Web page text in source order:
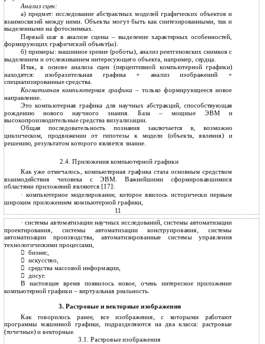
Анализ сцен:
а) предмет: исследование абстрактных моделей графических объектов и
взаимосвязей между ними. Объекты могут быть как синтезированными, так и
выделенными на фотоснимках.
Первый шаг в анализе сцены – выделение характерных особенностей,
формирующих графический объект(ы).
б) примеры: машинное зрение (роботы), анализ рентгеновских снимков с
выделением и отслеживанием интересующего объекта, например, сердца.
Итак, в основе анализа сцен (перцептивной компьютерной графики)
находятся: изобразительная графика + анализ изображений +
специализированные средства.
Когнитивная компьютерная графика –только формирующееся новое
направление.
Это компьютерная графика для научных абстракций, способствующая
рождению нового научного знания. База – мощные ЭВМ и
высокопроизводительные средства визуализации.
Общая последовательность познания заключается в, возможно
циклическом, продвижении от гипотезы к модели (объекта, явления) и
решению, результатом которого является знание.
2.4. Приложения компьютерной графики
Как уже отмечалось, компьютерная графика стала основным средством
взаимодействия человека с ЭВМ. Важнейшими сформировавшимися
областями приложений являются [17]:
· компьютерное моделирование, которое явилось исторически первым
широким приложением компьютерной графики,
11
· системы автоматизации научных исследований, системы автоматизации
проектирования, системы автоматизации конструирования, системы
автоматизации производства, автоматизированные системы управления
технологическими процессами,
 бизнес,
 искусство,
 средства массовой информации,

досуг.
В настоящее время появилось новое, очень интересное приложение
компьютерной графики – виртуальная реальность.
3. Растровые и векторные изображения
Как говорилось ранее, все изображения, с которыми работают
программы машинной графики, подразделяются на два класса: растровые
(точечные) и векторные.
3.1. Растровые изображения